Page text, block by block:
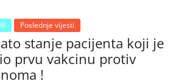
Poslednje vijesti
stanje pacijenta koji je
prvu vakcinu protiv
!